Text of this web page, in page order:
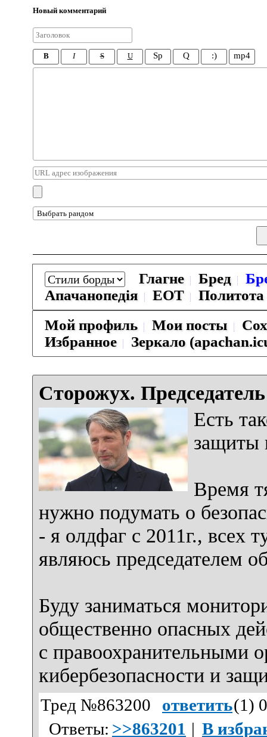
Новый комментарий
B I S U Sp Q :) mp4
Глагне Бред
Апачанопедiя
ЕОТ
Политота
Мой профиль
Мои посты
Избранное
Зеркало
Сторожух.
Есть
защиты
Время
нужно подумать о
- я олдфаг с 2011г., всех
являюсь председателем
Буду заниматься
общественно опасных
с правоохранительными
кибербезопасности и
Тред №863200 ответить(1 )
Ответы: >>863201 | В